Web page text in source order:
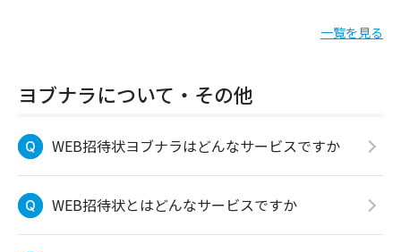
一覧を見る
ヨブナラについて・その他
WEB招待状ヨブナラはどんなサービスですか
WEB招待状とはどんなサービスですか